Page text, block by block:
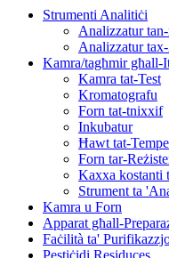
Strumenti Analitiċi
Analizzatur
Analizzatur
Kamra/tagħmir għall-
Kamra tat-Test
Kromatografu
Forn tat-tnixxif
Inkubatur
Ħawt tat-
Forn tar-
Kaxxa kostanti
Strument ta
Kamra u Forn
Apparat għall-
Faċilità ta'
Pestiċidi Residuces